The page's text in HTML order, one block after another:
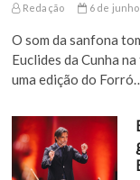
Redação 6 de
O som da sanfona
Euclides da Cunha
uma edição do